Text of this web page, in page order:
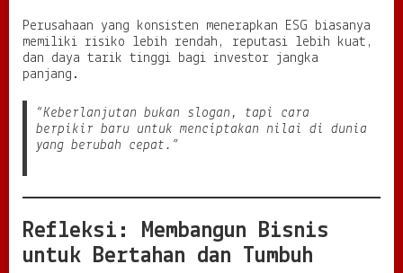
Perusahaan yang konsisten menerapkan ESG biasanya
memiliki risiko lebih rendah, reputasi lebih kuat,
dan daya tarik tinggi bagi investor jangka
panjang.
“Keberlanjutan bukan slogan, tapi cara
berpikir baru untuk menciptakan nilai di dunia
yang berubah cepat.”
Refleksi: Membangun Bisnis
untuk Bertahan dan Tumbuh